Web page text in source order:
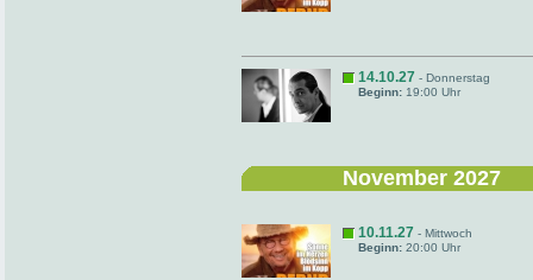
14.10.27 - Donnerstag
Beginn: 19:00 Uhr
November 2027
10.11.27 - Mittwoch
Beginn: 20:00 Uhr